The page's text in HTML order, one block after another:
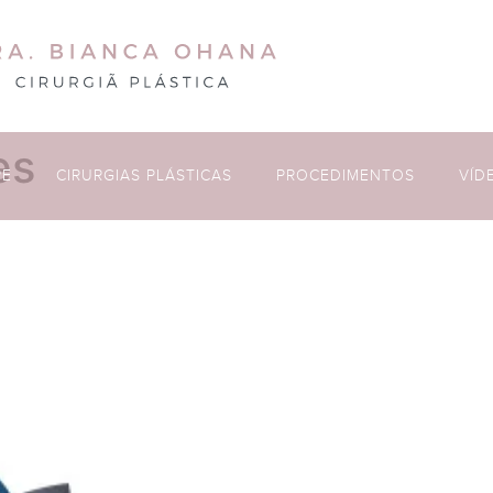
CIRURGIAS PLÁSTICAS PROCEDIMENTOS